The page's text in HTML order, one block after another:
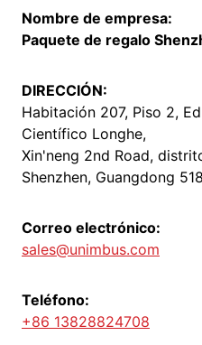
Nombre de empresa:
Paquete de regalo
DIRECCIÓN:
Habitación 207, Piso 2,
Científico Longhe,
Xin'neng 2nd Road,
Shenzhen, Guangdong
Correo electrónico:
sales@unimbus.com
Teléfono:
+86 13828824708